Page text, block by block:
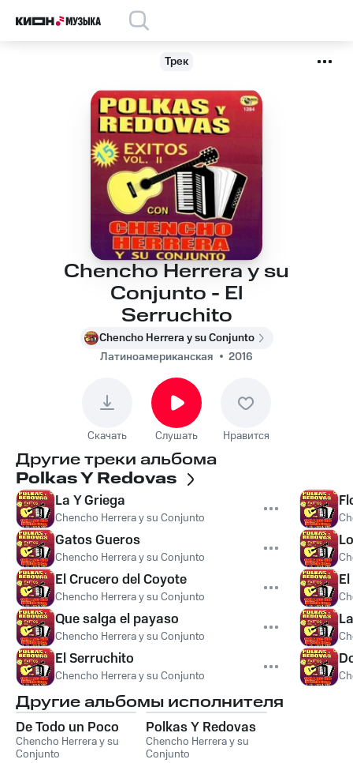
Трек
Chencho Herrera y su
Conjunto - El
Serruchito
Chencho Herrera y su Conjunto
Латиноамериканская
2016
Скачать Слушать Нравится
Другие треки альбома
Polkas Y Redovas
La Y Griega
Chencho Herrera y su Conjunto
Gatos Gueros
Chencho Herrera y su Conjunto
El Crucero del Coyote
Chencho Herrera y su Conjunto
Que salga el payaso
Chencho Herrera y su Conjunto
El Serruchito
Chencho Herrera y su Conjunto
Другие альбомы исполнителя
De Todo un Poco
Chencho Herrera y su
Conjunto
Polkas Y Redovas
Chencho Herrera y su
Conjunto